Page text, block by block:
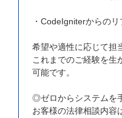
・CodeIgniterからのリ
希望や適性に応じて担
これまでのご経験を生
可能です。
◎ゼロからシステムを
お客様の法律相談内容